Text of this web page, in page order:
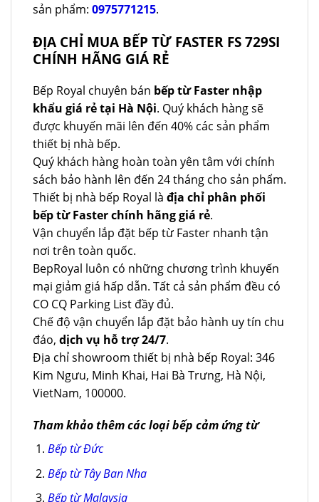
sản phẩm: 0975771215.
ĐỊA CHỈ MUA BẾP TỪ FASTER FS 729SI
CHÍNH HÃNG GIÁ RẺ
Bếp Royal chuyên bán bếp từ Faster nhập
khẩu giá rẻ tại Hà Nội. Quý khách hàng sẽ
được khuyến mãi lên đến 40% các sản phẩm
thiết bị nhà bếp.
Quý khách hàng hoàn toàn yên tâm với chính
sách bảo hành lên đến 24 tháng cho sản phẩm.
Thiết bị nhà bếp Royal là địa chỉ phân phối
bếp từ Faster chính hãng giá rẻ.
Vận chuyển lắp đặt bếp từ Faster nhanh tận
nơi trên toàn quốc.
BepRoyal luôn có những chương trình khuyến
mại giảm giá hấp dẫn. Tất cả sản phẩm đều có
CO CQ Parking List đầy đủ.
Chế độ vận chuyển lắp đặt bảo hành uy tín chu
đáo, dịch vụ hỗ trợ 24/7.
Địa chỉ showroom thiết bị nhà bếp Royal: 346
Kim Ngưu, Minh Khai, Hai Bà Trưng, Hà Nội,
VietNam, 100000.
Tham khảo thêm các loại bếp cảm ứng từ
Bếp từ Đức
Bếp từ Tây Ban Nha
Bếp từ Malaysia